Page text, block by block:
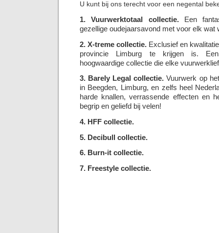
U kunt bij ons terecht voor een negental
1. Vuurwerktotaal collectie.Een
gezellige oudejaarsavond met voor elk wat
2. X-treme collectie. Exclusief en
provincie Limburg te krijgen is.
hoogwaardige collectie die elke
3. Barely Legal collectie. Vuurwerk op
in Beegden, Limburg, en zelfs heel
harde knallen, verrassende effecten en
begrip en geliefd bij velen!
4. HFF collectie.
5. Decibull collectie.
6. Burn-it collectie.
7. Freestyle collectie.